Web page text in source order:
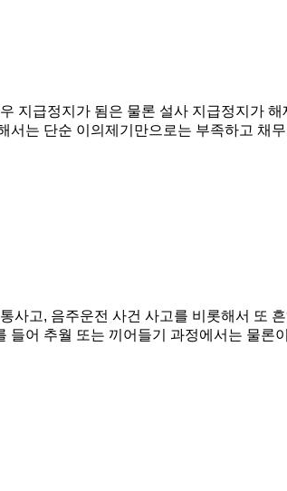
지급정지가 됨은 물론 설사 지급정지가
는 단순 이의제기만으로는 부족하고 채
고, 음주운전 사건 사고를 비롯해서 또
어 추월 또는 끼어들기 과정에서는 물